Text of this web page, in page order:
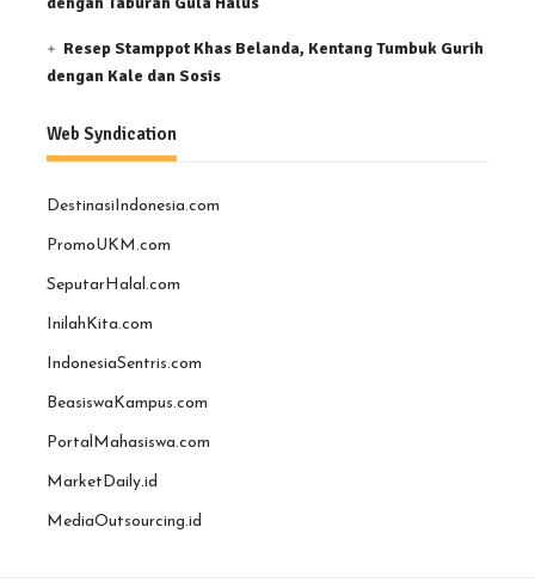
Resep Stamppot Khas Belanda, Kentang Tumbuk Gurih
dengan Kale dan Sosis
Web Syndication
DestinasiIndonesia.com
PromoUKM.com
SeputarHalal.com
InilahKita.com
IndonesiaSentris.com
BeasiswaKampus.com
PortalMahasiswa.com
MarketDaily.id
MediaOutsourcing.id